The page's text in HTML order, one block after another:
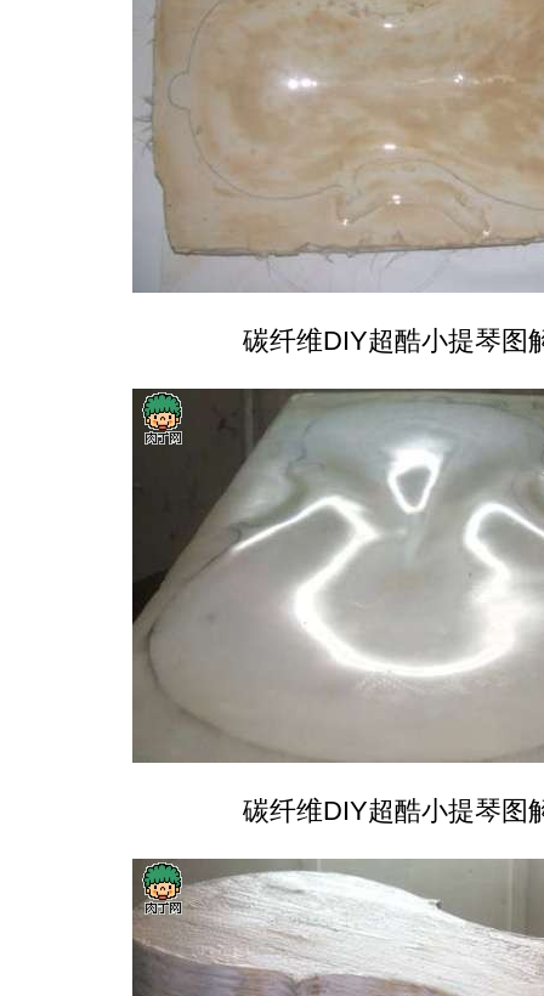
碳纤维DIY超酷小提琴图
碳纤维DIY超酷小提琴图